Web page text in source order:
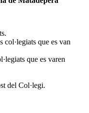
col·legiats que es van
que es varen
del Col·legi.